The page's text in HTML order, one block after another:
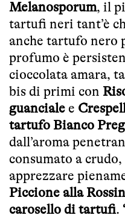
Melanosporum, il
tartufi neri tant’è
anche tartufo nero
profumo è
cioccolata amara,
bis di primi con
guanciale e
tartufo Bianco
dall’aroma
consumato a
apprezzare
Piccione alla
carosello di tartufi.